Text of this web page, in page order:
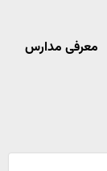
معرفی مدارس